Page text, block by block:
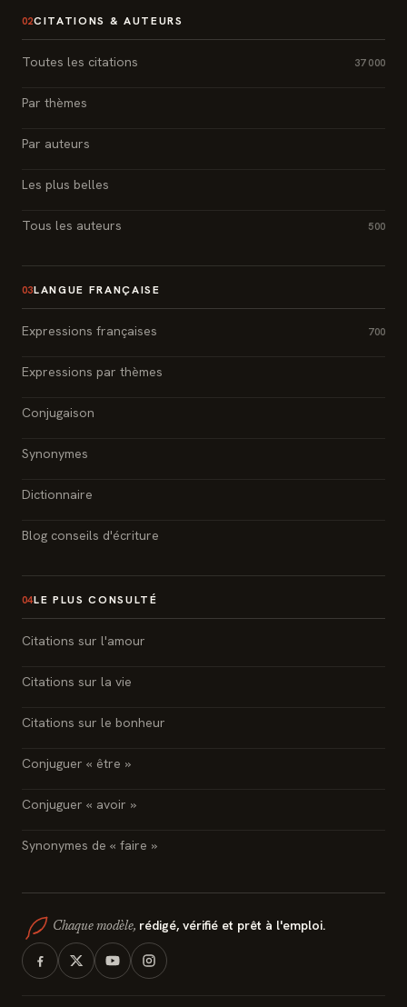
02CITATIONS & AUTEURS
Toutes les citations 37 000
Par thèmes
Par auteurs
Les plus belles
Tous les auteurs 500
03LANGUE FRANÇAISE
Expressions françaises 700
Expressions par thèmes
Conjugaison
Synonymes
Dictionnaire
Blog conseils d'écriture
04LE PLUS CONSULTÉ
Citations sur l'amour
Citations sur la vie
Citations sur le bonheur
Conjuguer « être »
Conjuguer « avoir »
Synonymes de « faire »
Chaque modèle, rédigé, vérifié et prêt à l'emploi.